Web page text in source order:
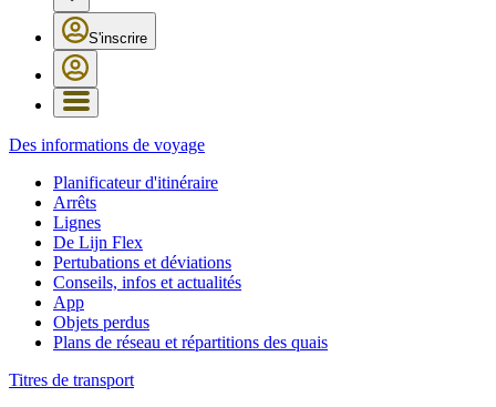
S'inscrire
Des informations de voyage
Planificateur d'itinéraire
Arrêts
Lignes
De Lijn Flex
Pertubations et déviations
Conseils, infos et actualités
App
Objets perdus
Plans de réseau et répartitions des quais
Titres de transport